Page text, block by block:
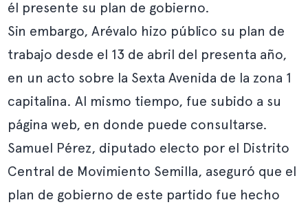
él presente su plan de gobierno.
Sin embargo, Arévalo hizo público su plan de
trabajo desde el 13 de abril del presenta año,
en un acto sobre la Sexta Avenida de la zona 1
capitalina. Al mismo tiempo, fue subido a su
página web, en donde puede consultarse.
Samuel Pérez, diputado electo por el Distrito
Central de Movimiento Semilla, aseguró que el
plan de gobierno de este partido fue hecho